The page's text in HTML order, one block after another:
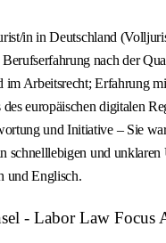
in in Deutschland
nach der
im Arbeitsrecht; Erfahrung
des europäischen digitalen
und Initiative – Sie
schnelllebigen und unklaren
und Englisch.
- Labor Law Focus